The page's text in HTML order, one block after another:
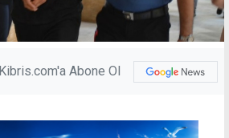
Abone Ol